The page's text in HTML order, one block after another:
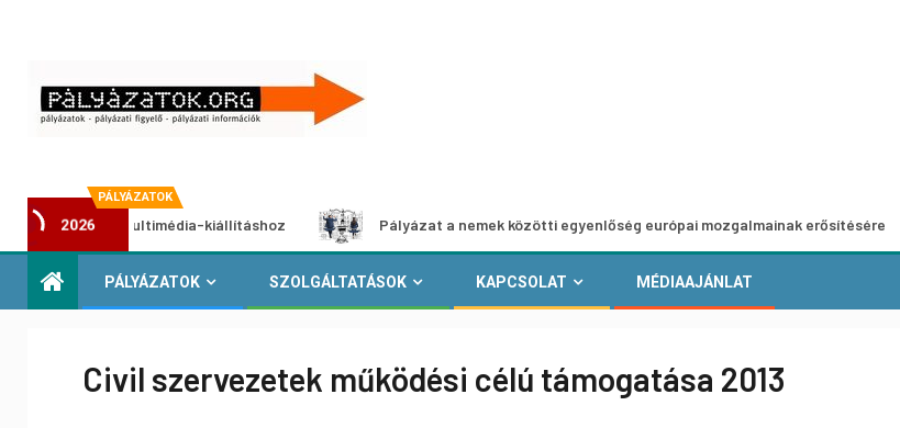
PÁLYÁZATOK
2026
multimédia-kiállításhoz Pályázat a nemek közötti egyenlőség európai mozgalmainak erősítésére
PÁLYÁZATOK SZOLGÁLTATÁSOK KAPCSOLAT MÉDIAAJÁNLAT
Civil szervezetek működési célú támogatása 2013